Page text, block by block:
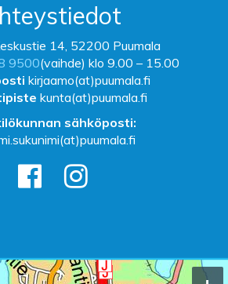
14, 52200 Puumala
9500(vaihde) klo 9.00 – 15.00
kirjaamo(at)puumala.fi
kunta(at)puumala.fi
sähköposti: